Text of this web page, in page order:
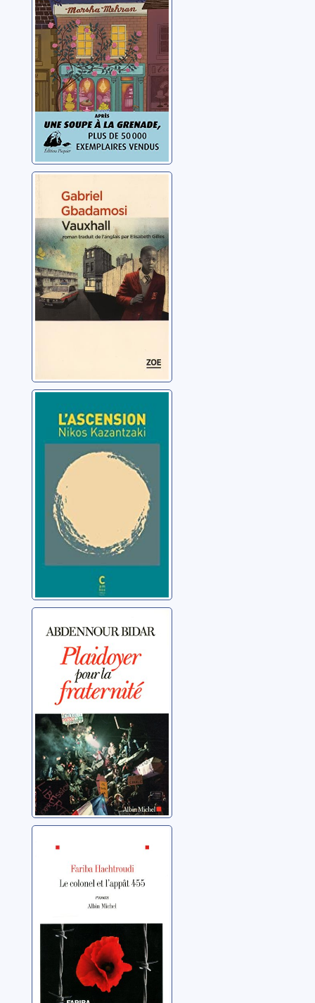
Mehran, Marsha
Vauxhall
Gbadamosi, Gabriel
Kazantzaki, Nikos
Plaidoyer pour la
fraternité
Bidar, Abdennour
roman
Hachtroudi, Fariba